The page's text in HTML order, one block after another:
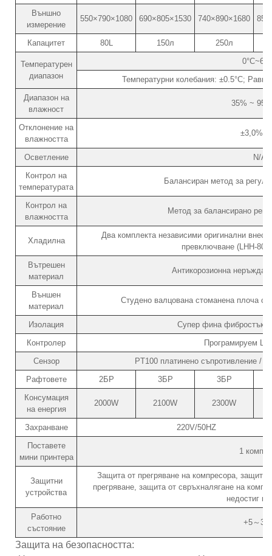
Външно
измерение
550×790×1080 690×805×1530 740×890×1680
Капацитет 80L 150л 250л
Температурен
диапазон
Температурни колебания: ±0.5°C;
Диапазон на
влажност
35% ~
Отклонение на
влажността
±3,0%
Осветление
N/A
Контрол на
температурата
Балансиран метод за
Контрол на
влажността
Метод за балансирано
Хладилна
Два комплекта независими оригинални
превключване (LHH-
Вътрешен
материал
Антикорозионна
Външен
материал
Студено валцована стоманена плоча с
Изолация
Супер фина
Контролер
Програмируем
Сензор
PT100 платинено съпротивление /
Рафтовете
2БР 3БР
3БР
Консумация
на енергия
2000W 2100W 2300W
Захранване
220V/50HZ
Поставете
мини принтера
1
Защитни
устройства
Защита от прегряване на компресора, защита
прегряване, защита от свръхналягане на
недостиг
Работно
състояние
+5～
Защита на безопасността: